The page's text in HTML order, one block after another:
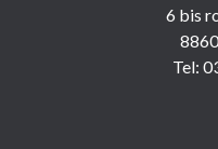
6 bis
Tel: